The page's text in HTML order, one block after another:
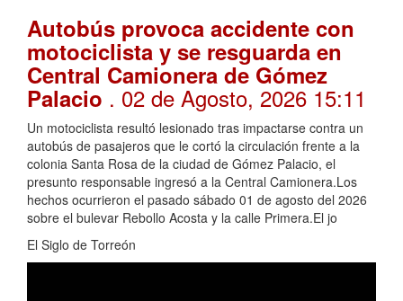
Autobús provoca accidente con
motociclista y se resguarda en
Central Camionera de Gómez
Palacio . 02 de Agosto, 2026 15:11
Un motociclista resultó lesionado tras impactarse contra un
autobús de pasajeros que le cortó la circulación frente a la
colonia Santa Rosa de la ciudad de Gómez Palacio, el
presunto responsable ingresó a la Central Camionera.Los
hechos ocurrieron el pasado sábado 01 de agosto del 2026
sobre el bulevar Rebollo Acosta y la calle Primera.El jo
El Siglo de Torreón